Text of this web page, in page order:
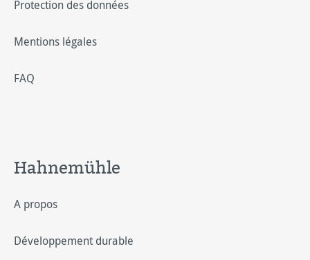
Protection des données
Mentions légales
FAQ
Hahnemühle
A propos
Développement durable